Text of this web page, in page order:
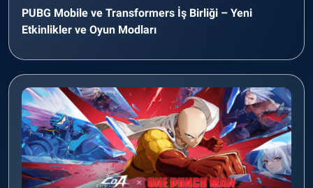
PUBG Mobile ve Transformers İş Birliği – Yeni
Etkinlikler ve Oyun Modları